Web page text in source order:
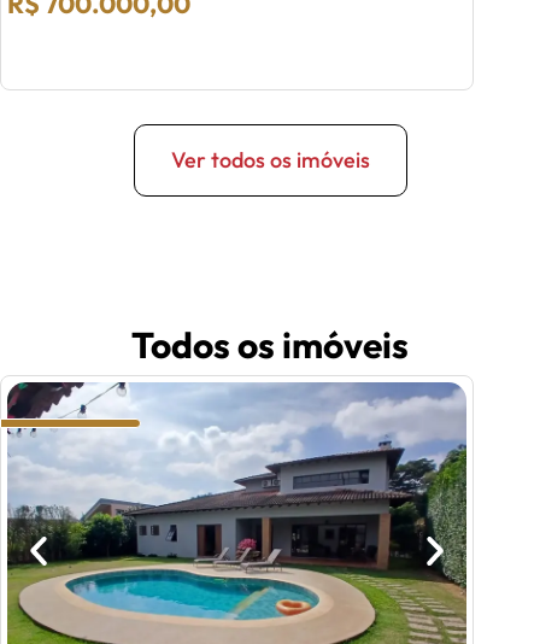
Ver todos os imóveis
Todos os imóveis